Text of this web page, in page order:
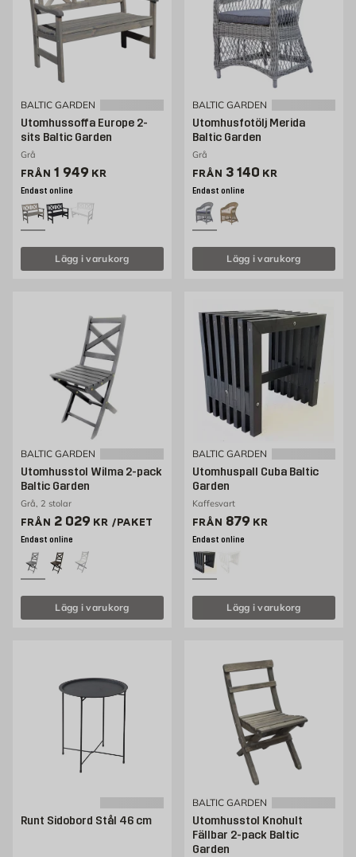
BALTIC GARDEN
Utomhussoffa Europe 2-
sits Baltic Garden
Grå
FRÅN Pris 1641 kr
1 949 KR
Endast online
Lägg i varukorg
BALTIC GARDEN
Utomhusfotölj Merida
Baltic Garden
Grå
FRÅN Pris 3140 kr
3 140 KR
Endast online
Lägg i varukorg
BALTIC GARDEN
Utomhusstol Wilma 2-pack
Baltic Garden
Grå, 2 stolar
FRÅN Pris 2029 kr /paket
2 029 KR /PAKET
Endast online
Lägg i varukorg
BALTIC GARDEN
Utomhuspall Cuba Baltic
Garden
Kaffesvart
FRÅN Pris 879 kr
879 KR
Endast online
Lägg i varukorg
Runt Sidobord Stål 46 cm
BALTIC GARDEN
Utomhusstol Knohult
Fällbar 2-pack Baltic
Garden